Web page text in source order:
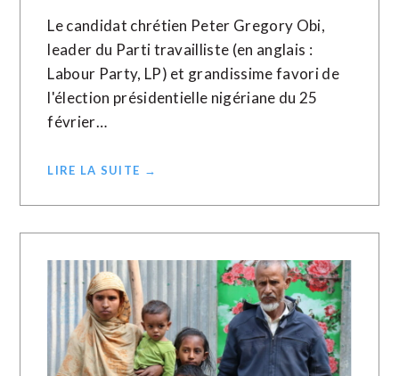
Le candidat chrétien Peter Gregory Obi,
leader du Parti travailliste (en anglais :
Labour Party, LP) et grandissime favori de
l'élection présidentielle nigériane du 25
février…
LIRE LA SUITE →